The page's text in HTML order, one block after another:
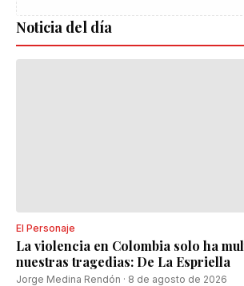
Noticia del día
El Personaje
La violencia en Colombia solo ha
nuestras tragedias: De La Espriella
Jorge Medina Rendón · 8 de agosto de 2026